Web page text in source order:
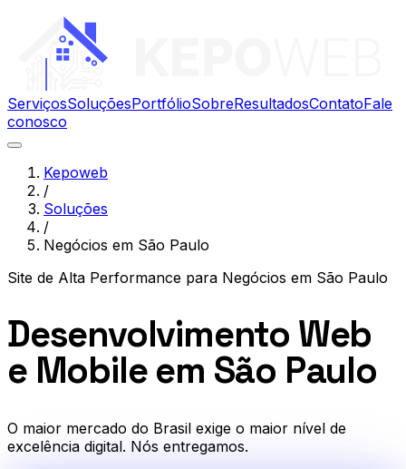
ServiçosSoluçõesPortfólioSobreResultadosContatoFale
conosco
Kepoweb
/
Soluções
/
Negócios em São Paulo
Site de Alta Performance para Negócios em São Paulo
Desenvolvimento Web
e Mobile em São Paulo
O maior mercado do Brasil exige o maior nível de
excelência digital. Nós entregamos.